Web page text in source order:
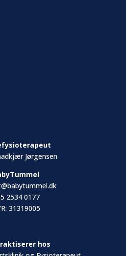
Jørgensen
2534 0177
31319005
hos